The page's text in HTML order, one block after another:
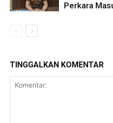
Perkara
TINGGALKAN KOMENTAR